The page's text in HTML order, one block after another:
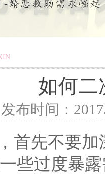
如何二
布时间：
首先不要
些过度暴